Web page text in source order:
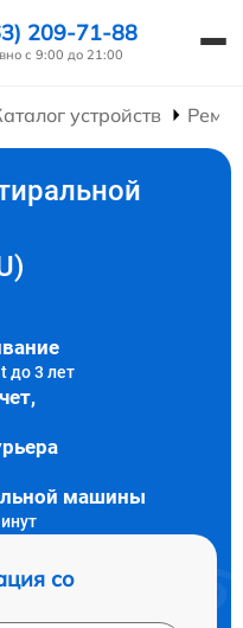
209-71-88
с 9:00 до 21:00
устройств
до 3 лет
машины
со